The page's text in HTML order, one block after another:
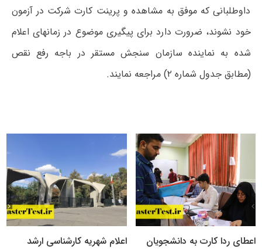
داوطلبانی که موفق به مشاهده و پرینت کارت شرکت در آزمون
خود نشوند، ضرورت دارد برای پیگیری موضوع در زمانهای اعلام
شده به نماینده سازمان سنجش مستقر در باجه رفع نقص
(مطابق جدول شماره ۲) مراجعه نمایند.
اعطای ردا کارت به دانشجویان
اعلام شهریه کارشناسی ارشد